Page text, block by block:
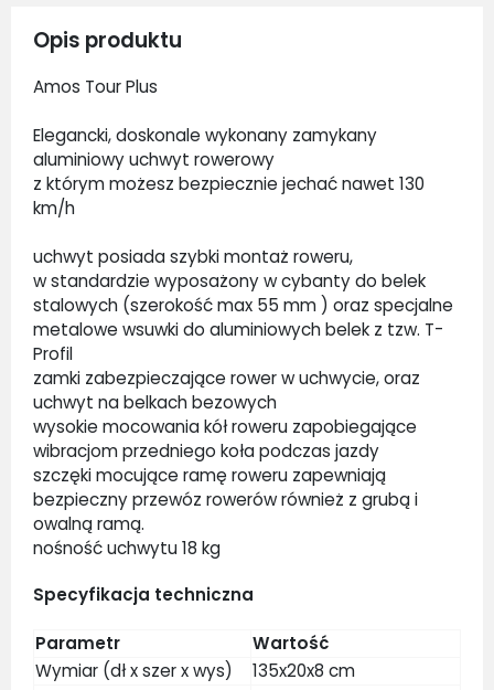
Opis produktu
Amos TourPlus
Elegancki, doskonale wykonany zamykany
aluminiowy uchwyt rowerowy
z którym możesz bezpiecznie jechać nawet 130
km/h
uchwyt posiada szybki montaż roweru,
w standardzie wyposażony w cybanty do belek
stalowych (szerokość max 55 mm ) oraz specjalne
metalowe wsuwki do aluminiowych belek z tzw. T-
Profil
zamki zabezpieczające rower w uchwycie, oraz
uchwyt na belkach bezowych
wysokie mocowania kół roweru zapobiegające
wibracjom przedniego koła podczas jazdy
szczęki mocujące ramę roweru zapewniają
bezpieczny przewóz rowerów również z grubą i
owalną ramą.
nośność uchwytu 18 kg
Specyfikacja techniczna
Parametr
Wartość
Wymiar (dł x szer x wys)
135x20x8 cm